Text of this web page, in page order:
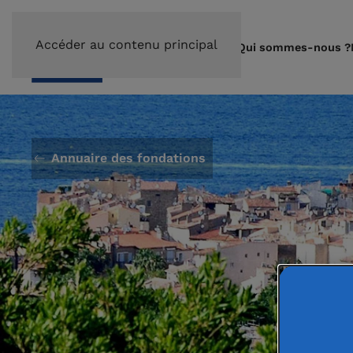
Accéder au contenu principal Qui sommes-nous ?
Annuaire des fondations